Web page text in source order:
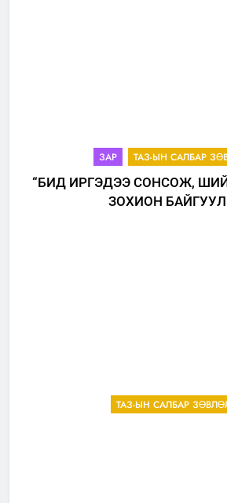
ЗАР ТАЗ-ЫН САЛБАР
“БИД ИРГЭДЭЭ СОНСОЖ,
ЗОХИОН
ТАЗ-ЫН САЛБАР